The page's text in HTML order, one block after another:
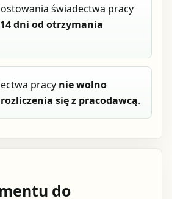
świadectwa pracy
14 dni od otrzymania
pracy nie wolno
się z pracodawcą.
do